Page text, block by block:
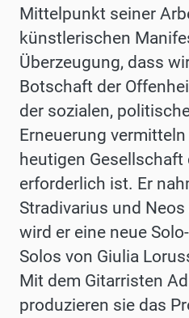
Mittelpunkt seiner
künstlerischen
Überzeugung, dass
Botschaft der
der sozialen,
Erneuerung
heutigen Gesellschaft
erforderlich ist. Er
Stradivarius und
wird er eine neue
Solos von Giulia
Mit dem Gitarristen
produzieren sie das